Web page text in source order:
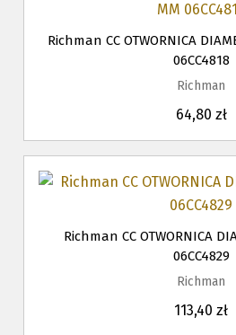
Richman CC OTWORNICA
06CC4818
Richman
64,80 zł
Richman CC OTWORNICA
06CC4829
Richman
113,40 zł